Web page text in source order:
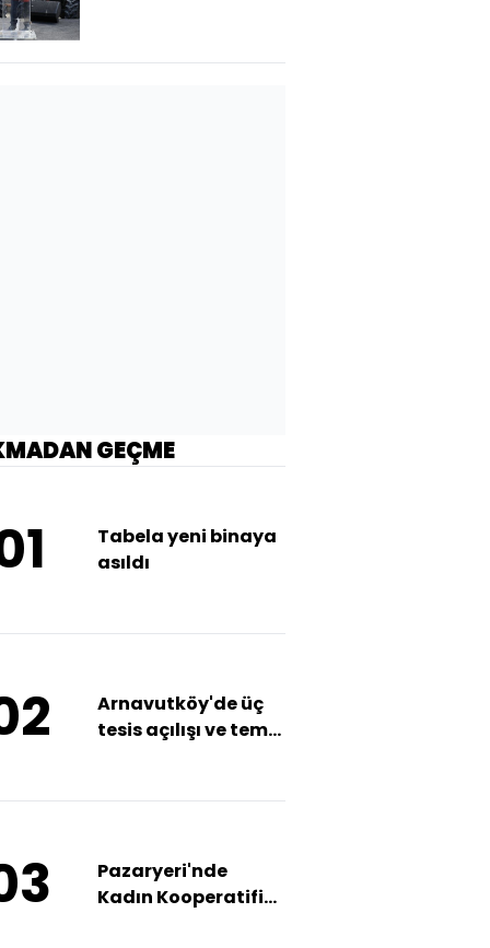
GEÇME
Tabela yeni binaya
asıldı
Arnavutköy'de üç
tesis açılışı ve temel
Pazaryeri'nde
Kadın Kooperatifi